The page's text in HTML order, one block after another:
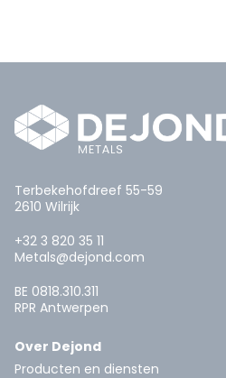
Terbekehofdreef 55-59
2610 Wilrijk
+32 3 820 35 11
Metals@dejond.com
BE 0818.310.311
RPR Antwerpen
Over Dejond
Producten en diensten